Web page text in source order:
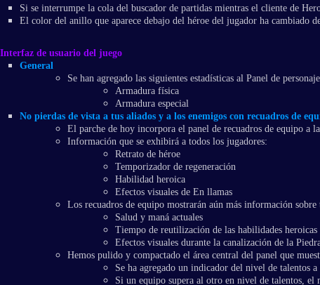
Si se interrumpe la cola del buscador de partidas mientras el cliente de
El color del anillo que aparece debajo del héroe del jugador ha cambiado
Interfaz de usuario del juego
General
Se han agregado las siguientes estadísticas al Panel de
Armadura física
Armadura especial
No pierdas de vista a tus aliados y a los enemigos con recuadros de
El parche de hoy incorpora el panel de recuadros de equipo a
Información que se exhibirá a todos los jugadores:
Retrato de héroe
Temporizador de regeneración
Habilidad heroica
Efectos visuales de En llamas
Los recuadros de equipo mostrarán aún más información sobre
Salud y maná actuales
Tiempo de reutilización de las habilidades heroicas
Efectos visuales durante la canalización de la
Hemos pulido y compactado el área central del panel que
Se ha agregado un indicador del nivel de talentos
Si un equipo supera al otro en nivel de talentos, el